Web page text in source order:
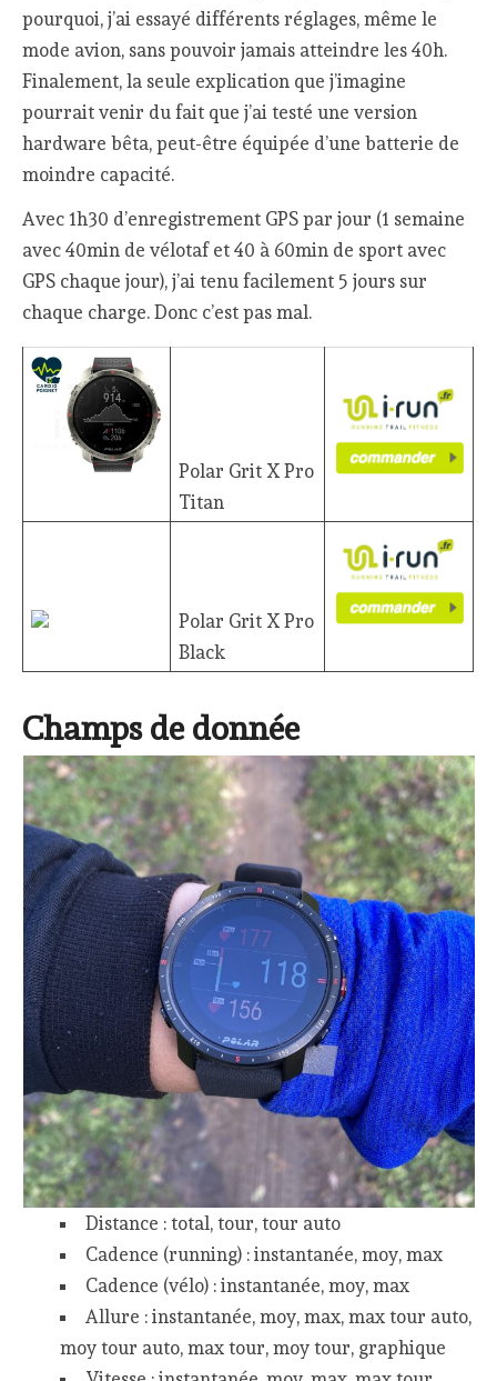
pourquoi, j’ai essayé différents réglages, même le
mode avion, sans pouvoir jamais atteindre les 40h.
Finalement, la seule explication que j’imagine
pourrait venir du fait que j’ai testé une version
hardware bêta, peut-être équipée d’une batterie de
moindre capacité.
Avec 1h30 d’enregistrement GPS par jour (1 semaine
avec 40min de vélotaf et 40 à 60min de sport avec
GPS chaque jour), j’ai tenu facilement 5 jours sur
chaque charge. Donc c’est pas mal.
Polar Grit X Pro
Titan
Polar Grit X Pro
Black
Champs de donnée
Distance : total, tour, tour auto
Cadence (running) : instantanée, moy, max
Cadence (vélo) : instantanée, moy, max
Allure : instantanée, moy, max, max tour auto,
moy tour auto, max tour, moy tour, graphique